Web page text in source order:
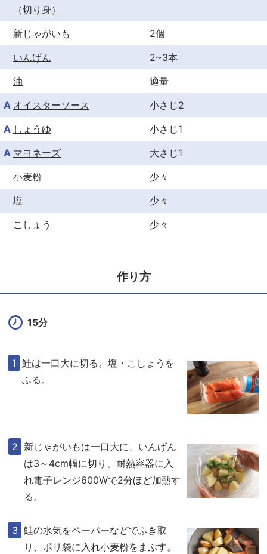
（切り身）
新じゃがいも
2個
いんげん
2~3本
油
適量
A オイスターソース
小さじ2
A しょうゆ
小さじ1
A マヨネーズ
大さじ1
小麦粉
少々
塩
少々
こしょう
少々
作り方
15分
鮭は一口大に切る。塩・こしょうを
ふる。
新じゃがいもは一口大に、いんげん
は3～4cm幅に切り、耐熱容器に入
れ電子レンジ600Wで2分ほど加熱す
る。
鮭の水気をペーパーなどでふき取
り、ポリ袋に入れ小麦粉をまぶす。